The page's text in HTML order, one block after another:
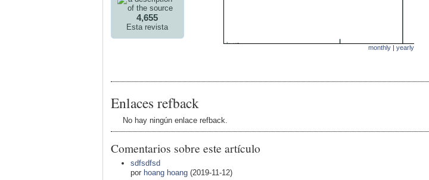
4,655
Esta revista
monthly| yearly
Enlaces refback
No hay ningún enlace refback.
Comentarios sobre este artículo
sdfsdfsd
por hoang hoang(2019-11-12)